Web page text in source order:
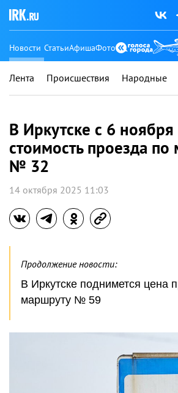
Новости СтатьиАфишаФото
Лента Происшествия Народные
В Иркутске с 6
стоимость проезда
№ 32
14 октября 2025 11:03
Продолжение новости:
В Иркутске поднимется цена
маршруту № 59